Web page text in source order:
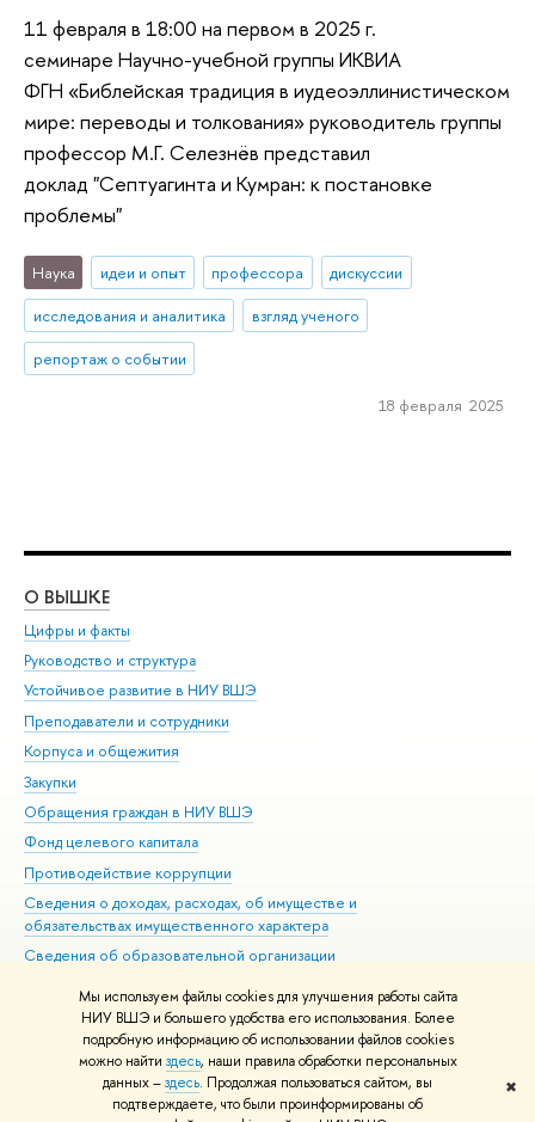
Мы используем файлы cookies для улучшения работы сайта
НИУ ВШЭ и большего удобства его использования. Более
подробную информацию об использовании файлов cookies
можно найти здесь, наши правила обработки персональных
данных –здесь. Продолжая пользоваться сайтом, вы
подтверждаете, что были проинформированы об
✖
11 февраля в 18:00 на первом в 2025 г.
семинаре Научно-учебной группы ИКВИА
ФГН «Библейская традиция в иудеоэллинистическом
мире: переводы и толкования» руководитель группы
профессор М.Г. Селезнёв представил
доклад "Септуагинта и Кумран: к постановке
проблемы"
Наука идеи и опыт профессора
дискуссии
исследования и аналитика
взгляд ученого
репортаж о событии
18 февраля 2025
О ВЫШКЕ
Цифры и факты
Руководство и структура
Устойчивое развитие в НИУ ВШЭ
Преподаватели и сотрудники
Корпуса и общежития
Закупки
Обращения граждан в НИУ ВШЭ
Фонд целевого капитала
Противодействие коррупции
Сведения о доходах, расходах, об имуществе и
обязательствах имущественного характера
Сведения об образовательной организации
Людям с ограниченными возможностями здоровья
Единая платежная страница
Работа в Вышке